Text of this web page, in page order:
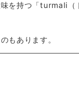
を持つ「turmali（
もあります。